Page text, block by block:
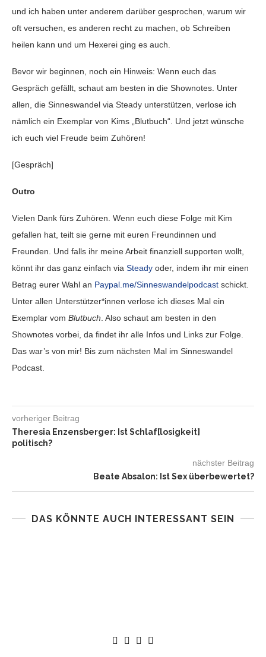
und ich haben unter anderem darüber gesprochen, warum wir
oft versuchen, es anderen recht zu machen, ob Schreiben
heilen kann und um Hexerei ging es auch.
Bevor wir beginnen, noch ein Hinweis: Wenn euch das
Gespräch gefällt, schaut am besten in die Shownotes. Unter
allen, die Sinneswandel via Steady unterstützen, verlose ich
nämlich ein Exemplar von Kims „Blutbuch“. Und jetzt wünsche
ich euch viel Freude beim Zuhören!
[Gespräch]
Outro
Vielen Dank fürs Zuhören. Wenn euch diese Folge mit Kim
gefallen hat, teilt sie gerne mit euren Freundinnen und
Freunden. Und falls ihr meine Arbeit finanziell supporten wollt,
könnt ihr das ganz einfach via Steady oder, indem ihr mir einen
Betrag eurer Wahl an Paypal.me/Sinneswandelpodcast schickt.
Unter allen Unterstützer*innen verlose ich dieses Mal ein
Exemplar vom Blutbuch . Also schaut am besten in den
Shownotes vorbei, da findet ihr alle Infos und Links zur Folge.
Das war’s von mir! Bis zum nächsten Mal im Sinneswandel
Podcast.
vorheriger Beitrag
Theresia Enzensberger: Ist Schlaf[losigkeit]
politisch?
nächster Beitrag
Beate Absalon: Ist Sex überbewertet?
DAS KÖNNTE AUCH INTERESSANT SEIN